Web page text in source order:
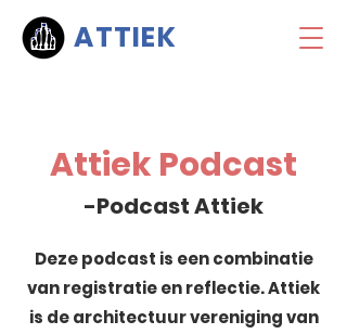
ATTIEK
Attiek Podcast
-Podcast Attiek
Deze podcast is een combinatie
van registratie en reflectie. Attiek
is de architectuur vereniging van